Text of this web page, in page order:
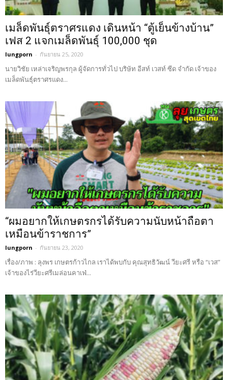
เมล็ดพันธุ์ตราศรแดง เดินหน้า “ตู้เย็นข้างบ้าน”
เฟส 2 แจกเมล็ดพันธุ์ 100,000 ชุด
lungporn - กันยายน 25, 2020
นายวิชัย เหล่าเจริญพรกุล ผู้จัดการทั่วไป บริษัท อีสท์ เวสท์ ซีด จำกัด เจ้าของ
เมล็ดพันธุ์ตราศรแดง...
“ผมอยากให้เกษตรกรได้รับความนับหน้าถือตา
เหมือนข้าราชการ”
lungporn - กันยายน 23, 2020
เรื่อง/ภาพ : ลุงพร เกษตรก้าวไกล เราได้พบกับ คุณสุทธิวัฒน์ วียะศรี หรือ “เวส”
เจ้าของไร่วียะศรีเมล่อนคาเฟ่...